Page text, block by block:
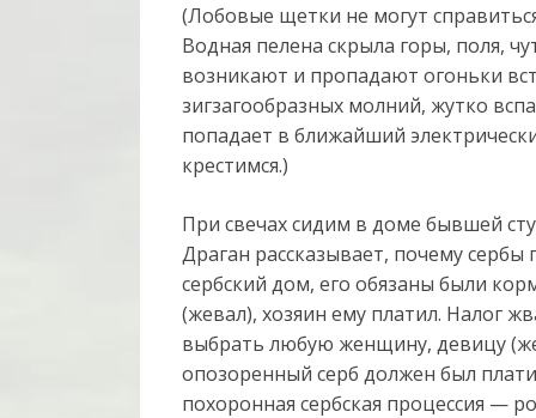
(Лобовые щетки не могут
Водная пелена скрыла горы, поля,
возникают и пропадают огоньки
зигзагообразных молний, жутко
попадает в ближайший
крестимся.)
При свечах сидим в доме бывшей
Драган рассказывает, почему
сербский дом, его обязаны были
(жевал), хозяин ему платил. Налог
выбрать любую женщину, девицу
опозоренный серб должен был
похоронная сербская процессия —